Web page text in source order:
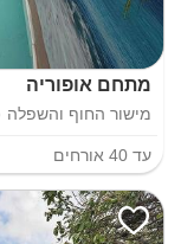
מתחם אופוריה
מישור החוף והשפלה
עד 40 אורחים